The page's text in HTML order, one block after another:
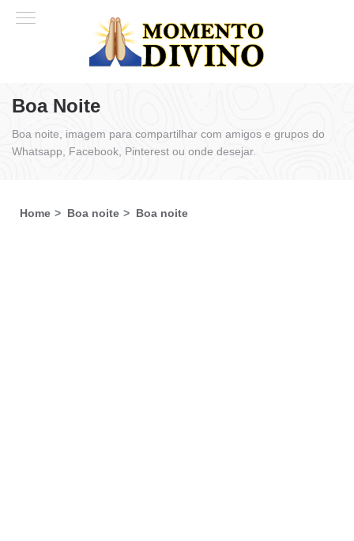
Boa Noite
Boa noite, imagem para compartilhar com amigos e grupos do
Whatsapp, Facebook, Pinterest ou onde desejar.
Home Boa noite Boa noite